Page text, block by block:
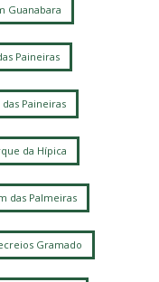
Guanabara
Paineiras
Paineiras
da Hípica
das Palmeiras
Gramado